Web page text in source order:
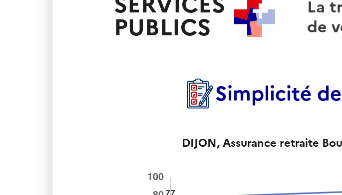
PUBLICS
La
de
Simplicité
DIJON, Assurance retraite